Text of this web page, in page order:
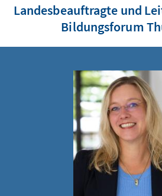
Landesbeauftragte und
Bildungsforum